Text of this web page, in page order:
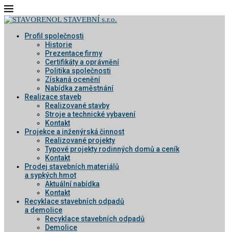
Profil společnosti
Historie
Prezentace firmy
Certifikáty a oprávnění
Politika společnosti
Získaná ocenění
Nabídka zaměstnání
Realizace staveb
Realizované stavby
Stroje a technické vybavení
Kontakt
Projekce a inženýrská činnost
Realizované projekty
Typové projekty rodinných domů a ceník
Kontakt
Prodej stavebních materiálů
a sypkých hmot
Aktuální nabídka
Kontakt
Recyklace stavebních odpadů
a demolice
Recyklace stavebních odpadů
Demolice